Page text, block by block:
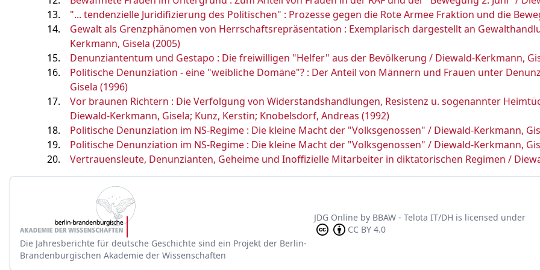
"... tendenzielle Juridifizierung des Politischen" : Prozesse gegen die Rote Armee Fraktion und die
Gewalt als Grenzphänomen von Herrschaftsrepräsentation : Exemplarisch dargestellt an
Kerkmann, Gisela (2005)
Denunziantentum und Gestapo : Die freiwilligen "Helfer" aus der Bevölkerung / Diewald-Kerkmann,
Politische Denunziation - eine "weibliche Domäne"? : Der Anteil von Männern und Frauen unter
Gisela (1996)
Vor braunen Richtern : Die Verfolgung von Widerstandshandlungen, Resistenz u. sogenannter
Diewald-Kerkmann, Gisela; Kunz, Kerstin; Knobelsdorf, Andreas (1992)
Politische Denunziation im NS-Regime : Die kleine Macht der "Volksgenossen" / Diewald-Kerkmann,
Politische Denunziation im NS-Regime : Die kleine Macht der "Volksgenossen" / Diewald-Kerkmann,
Vertrauensleute, Denunzianten, Geheime und Inoffizielle Mitarbeiter in diktatorischen Regimen /
Die Jahresberichte für deutsche Geschichte sind ein Projekt der Berlin-
Brandenburgischen Akademie der Wissenschaften
JDG Onlineby BBAW - Telota IT/DH is licensed under
CC BY 4.0